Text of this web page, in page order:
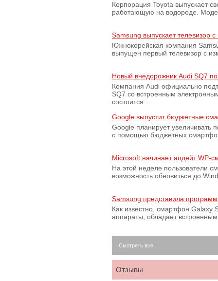
Корпорация Toyota выпускает
работающую на водороде.
Samsung выпускает телевизор
Южнокорейская компания
выпущен первый телевизор с
Новый внедорожник Audi SQ7
Компания Audi официально
SQ7 со встроенным
состоится …
Google выпустит бюджетные
Google планирует увеличивать
с помощью бюджетных
Microsoft начинает апдейт WP-
На этой неделе пользователи
возможность обновиться до
Samsung представила
Как известно, смартфон Galaxy
аппараты, обладает
Смотреть все
Отзывы